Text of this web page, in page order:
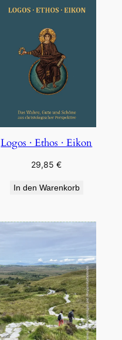
Logos · Ethos · Eikon
29,85€
In den Warenkorb